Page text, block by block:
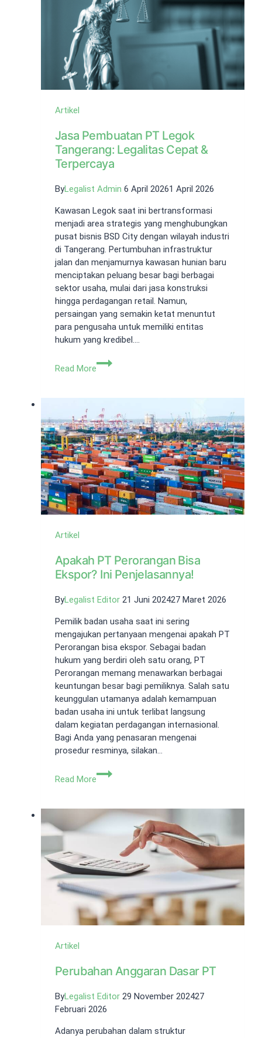
Bekasi
Artikel
Jasa Pembuatan PT Legok
Tangerang: Legalitas Cepat &
Terpercaya
ByLegalist Admin 6 April 20261 April 2026
Kawasan Legok saat ini bertransformasi
menjadi area strategis yang menghubungkan
pusat bisnis BSD City dengan wilayah industri
di Tangerang. Pertumbuhan infrastruktur
jalan dan menjamurnya kawasan hunian baru
menciptakan peluang besar bagi berbagai
sektor usaha, mulai dari jasa konstruksi
hingga perdagangan retail. Namun,
persaingan yang semakin ketat menuntut
para pengusaha untuk memiliki entitas
hukum yang kredibel….
Read More
Jasa
Legok
Tangerang:
Legalitas
Cepat
&
Terpercaya
Artikel
Apakah PT Perorangan Bisa
Ekspor? Ini Penjelasannya!
ByLegalist Editor 21 Juni 202427 Maret 2026
Pemilik badan usaha saat ini sering
mengajukan pertanyaan mengenai apakah PT
Perorangan bisa ekspor. Sebagai badan
hukum yang berdiri oleh satu orang, PT
Perorangan memang menawarkan berbagai
keuntungan besar bagi pemiliknya. Salah satu
keunggulan utamanya adalah kemampuan
badan usaha ini untuk terlibat langsung
dalam kegiatan perdagangan internasional.
Bagi Anda yang penasaran mengenai
prosedur resminya, silakan…
Read More
Apakah
Bisa
Ekspor?
Penjelasannya!
Artikel
Perubahan Anggaran Dasar PT
ByLegalist Editor 29 November 202427
Februari 2026
Adanya perubahan dalam struktur